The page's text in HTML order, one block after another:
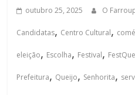
outubro 25, 2025 O
Candidatas, Centro Cultural,
eleição, Escolha, Festival,
Prefeitura, Queijo, Senhorita,